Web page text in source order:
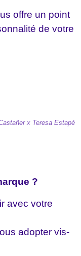
offre un point
de votre
x Teresa Estapé
?
avec votre
adopter vis-